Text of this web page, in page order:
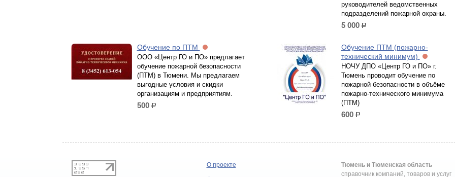
руководителей ведомственных
подразделений пожарной охраны.
5 000 р.
Обучение по ПТМ
ООО «Центр ГО и ПО» предлагает
обучение пожарной безопасности
(ПТМ) в Тюмени. Мы предлагаем
выгодные условия и скидки
организациям и предприятиям.
500 р.
Обучение ПТМ (пожарно-
технический минимум)
НОЧУ ДПО «Центр ГО и ПО» г.
Тюмень проводит обучение по
пожарной безопасности в объёме
пожарно-технического минимума
(ПТМ)
600 р.
О проекте
Тюмень и Тюменская область
справочник компаний, товаров и услуг